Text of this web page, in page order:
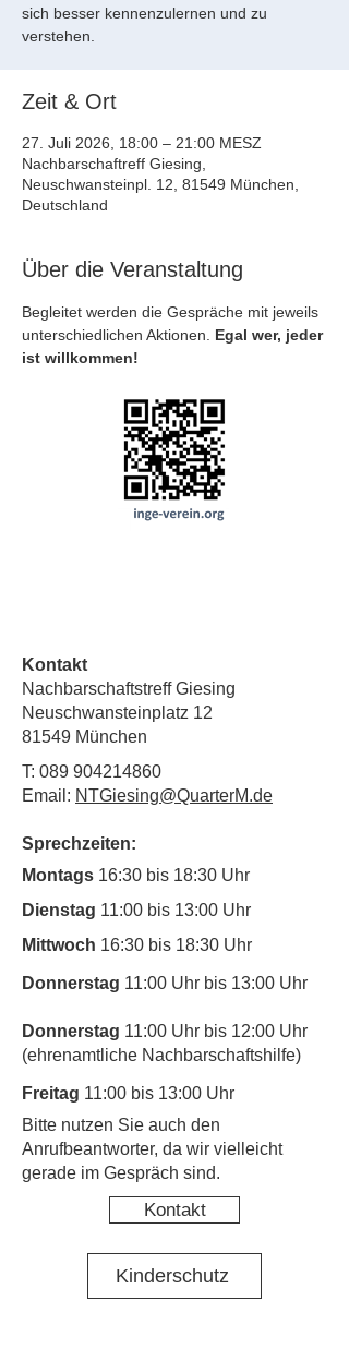
sich besser kennenzulernen und zu
verstehen.
Zeit & Ort
27. Juli 2026, 18:00 – 21:00 MESZ
Nachbarschaftreff Giesing,
Neuschwansteinpl. 12, 81549 München,
Deutschland
Über die Veranstaltung
Begleitet werden die Gespräche mit jeweils
unterschiedlichen Aktionen. Egal wer, jeder
ist willkommen!
Kontakt
Nachbarschaftstreff Giesing
Neuschwansteinplatz 12
81549 München
T: 089 904214860
Email: NTGiesing@QuarterM.de
Sprechzeiten:
Montags 16:30 bis 18:30 Uhr
Dienstag 11:00 bis 13:00 Uhr
Mittwoch 16:30 bis 18:30 Uhr
Donnerstag 11:00 Uhr bis 13:00 Uhr
Donnerstag 11:00 Uhr bis 12:00 Uhr
(ehrenamtliche Nachbarschaftshilfe)
Freitag 11:00 bis 13:00 Uhr
​Bitte nutzen Sie auch den
Anrufbeantworter, da wir vielleicht
gerade im Gespräch sind.
Kontakt
Kinderschutz